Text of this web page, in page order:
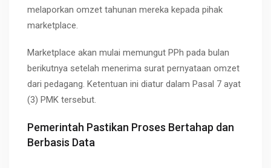
melaporkan omzet tahunan mereka kepada pihak
marketplace.
Marketplace akan mulai memungut PPh pada bulan
berikutnya setelah menerima surat pernyataan omzet
dari pedagang. Ketentuan ini diatur dalam Pasal 7 ayat
(3) PMK tersebut.
Pemerintah Pastikan Proses Bertahap dan
Berbasis Data